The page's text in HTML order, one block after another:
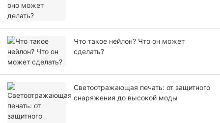
Что такое нейлон? Что он может
сделать?
Светоотражающая печать: от защитного
снаряжения до высокой моды